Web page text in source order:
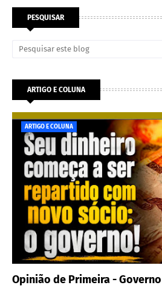
PESQUISAR
ARTIGO E COLUNA
ARTIGO E COLUNA
Opinião de Primeira -